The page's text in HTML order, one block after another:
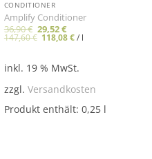
CONDITIONER
Amplify Conditioner
36,90€ Ursprünglicher
Preis
war:
29,52€Aktueller
Preis
ist:
147,60€ 118,08€ / l
inkl. 19 % MwSt.
zzgl. Versandkosten
Produkt enthält: 0,25 l